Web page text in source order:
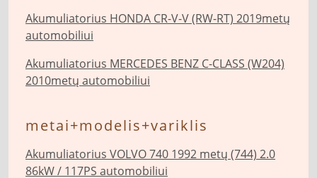
Akumuliatorius HONDA CR-V-V (RW-RT) 2019metų
automobiliui
Akumuliatorius MERCEDES BENZ C-CLASS (W204)
2010metų automobiliui
metai+modelis+variklis
Akumuliatorius VOLVO 740 1992 metų (744) 2.0
86kW / 117PS automobiliui